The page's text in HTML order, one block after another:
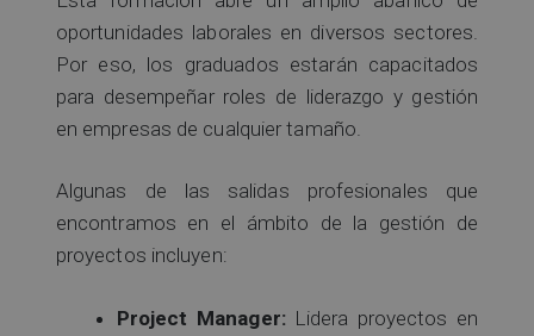
oportunidades laborales en diversos sectores.
Por eso, los graduados estarán capacitados
para desempeñar roles de liderazgo y gestión
en empresas de cualquier tamaño.
Algunas de las salidas profesionales que
encontramos en el ámbito de la gestión de
proyectos incluyen:
Project Manager:Lidera proyectos en